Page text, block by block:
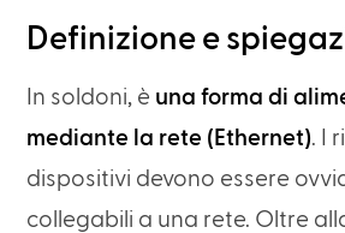
Definizione e
In soldoni, è una forma di
mediante la rete (Ethernet). I
dispositivi devono essere
collegabili a una rete. Oltre